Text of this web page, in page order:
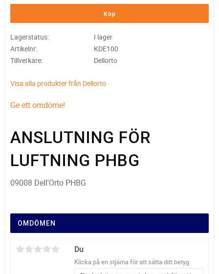
Köp
Lagerstatus
I lager
Artikelnr
KDE100
Tillverkare
Dellorto
Visa alla produkter från Dellorto
Ge ett omdöme!
ANSLUTNING FÖR
LUFTNING PHBG
09008 Dell'Orto PHBG
OMDÖMEN
Du
Klicka på en stjärna för att sätta ditt betyg